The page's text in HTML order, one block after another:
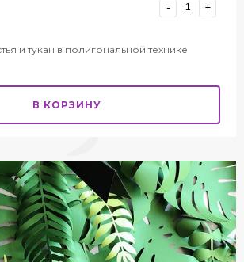
- +
и тукан в полигональной технике
В КОРЗИНУ